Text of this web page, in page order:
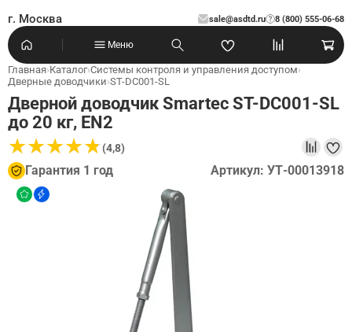
г. Москва sale@asdtd.ru 8 (800) 555-06-68
?
Меню
Главная›Каталог›Системы контроля и управления доступом›
Дверные доводчики›ST-DC001-SL
Дверной доводчик Smartec ST-DC001-SL
до 20 кг, EN2
★★★★★
★★★★★(4,8)
Гарантия 1 год Артикул: УТ-00013918